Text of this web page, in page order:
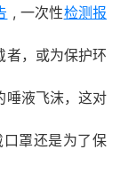
, 一次性检测报
者，或为保护环
唾液飞沫，这对
罩还是为了保